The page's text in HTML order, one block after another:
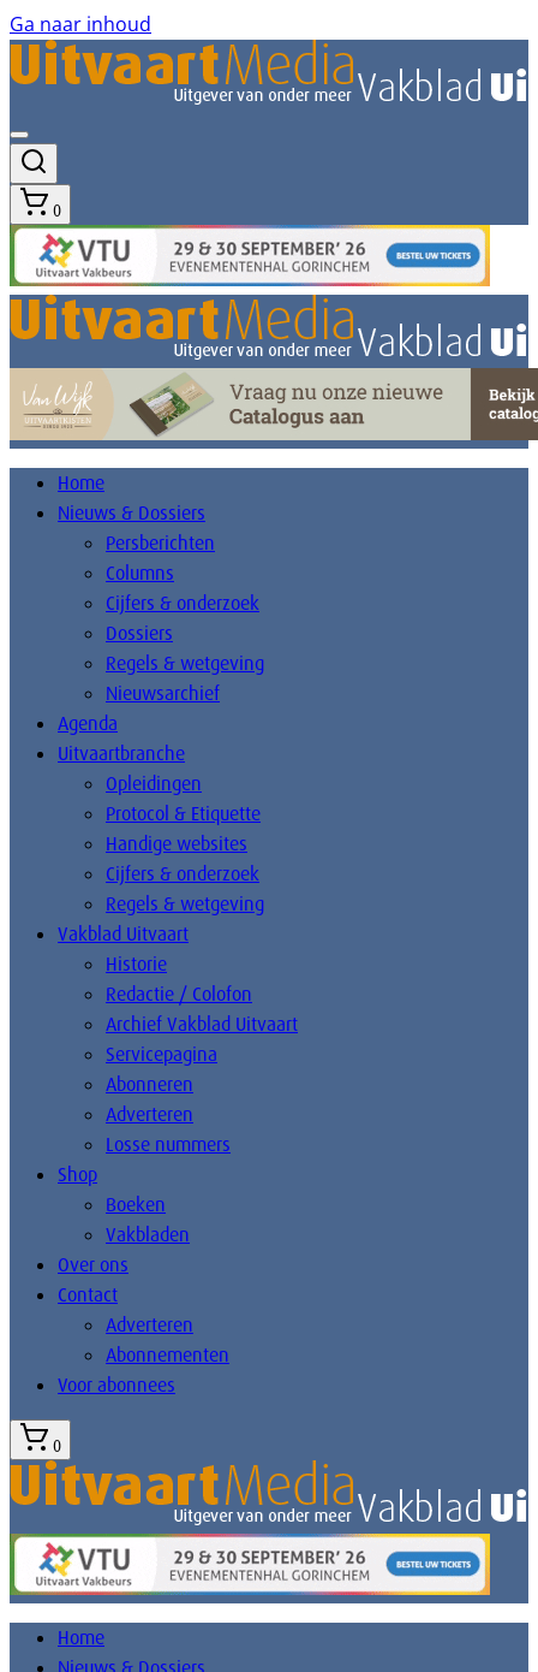
Ga naar inhoud
0
Home
Nieuws & Dossiers
Persberichten
Columns
Cijfers & onderzoek
Dossiers
Regels & wetgeving
Nieuwsarchief
Agenda
Uitvaartbranche
Opleidingen
Protocol & Etiquette
Handige websites
Cijfers & onderzoek
Regels & wetgeving
Vakblad Uitvaart
Historie
Redactie / Colofon
Archief Vakblad Uitvaart
Servicepagina
Abonneren
Adverteren
Losse nummers
Shop
Boeken
Vakbladen
Over ons
Contact
Adverteren
Abonnementen
Voor abonnees
0
Home